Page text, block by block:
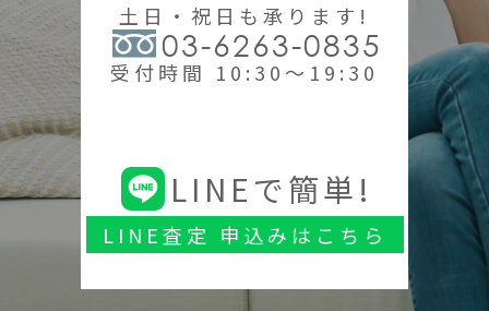
土日・祝日も承ります!
03-6263-0835
受付時間 10:30～19:30
LINEで簡単!
LINE査定 申込みはこちら